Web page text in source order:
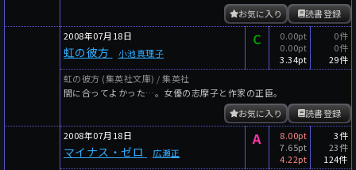
読書登録
お気に入り
2008年07月18日
虹の彼方 小池真理子
C
0.00pt
0.00pt
3.34pt
0件
0件
29件
虹の彼方 (集英社文庫) / 集英社
間に合ってよかった…。女優の志摩子と作家の正臣。
読書登録
お気に入り
2008年07月18日
マイナス・ゼロ 広瀬正
A
8.00pt
7.65pt
4.22pt
3件
23件
124件